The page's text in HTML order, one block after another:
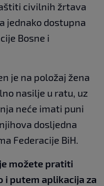
civilnih žrtava
jednako dostupna
Bosne i
je na položaj žena
nasilje u ratu, uz
neće imati puni
dosljedna
Federacije BiH.
možete pratiti
i putem aplikacija za